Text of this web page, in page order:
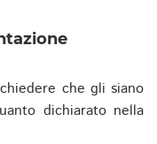
che gli siano
dichiarato nella